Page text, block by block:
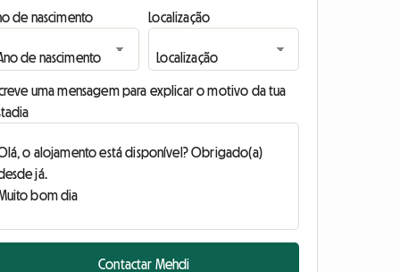
de nascimento Localização
uma mensagem para explicar o motivo da tua
Contactar Mehdi